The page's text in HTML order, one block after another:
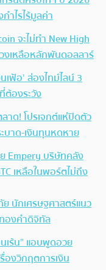
ำไรไร้มูลค่า
จะไม่ทำ New High
งเหลือหลักพันดอลลาร์
เฟ้อ’ ส่องไทม์ไลน์ 3
ต้องระวัง
าด! โปรเจกต์แห่ปิดตัว
บาด-เงินทุนหดหาย
Empery บริษัทคลัง
เหลือในพอร์ตไม่ถึง
นักเศรษฐศาสตร์แนว
องคำดิจิทัล
เร้น” แอบพูดอวย
องวิกฤตการเงิน